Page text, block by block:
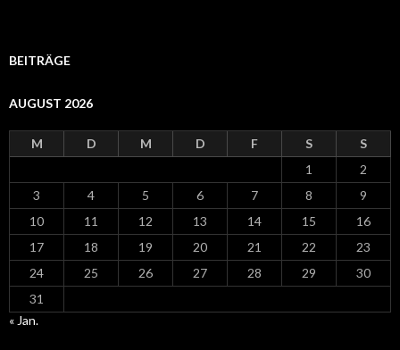
BEITRÄGE
AUGUST 2026
M D M D F S
S
1
2
3
4 5 6 7 8
9
10
11 12 13 14 15
16
17
18 19 20 21 22
23
24
25 26 27 28 29
30
31
« Jan.